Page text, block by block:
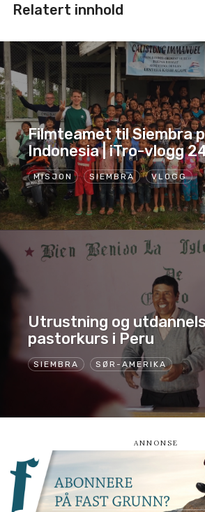
Relatert innhold
MISJON SIEMBRA VLOGG
Filmteamet til Siembra
Indonesia | iTro-vlogg
SIEMBRA SØR-AMERIKA
Utrustning og
pastorkurs i Peru